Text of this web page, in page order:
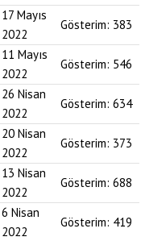
17 Mayıs
2022
Gösterim: 383
11 Mayıs
2022
Gösterim: 546
26 Nisan
2022
Gösterim: 634
20 Nisan
2022
Gösterim: 373
13 Nisan
2022
Gösterim: 688
6 Nisan
2022
Gösterim: 419